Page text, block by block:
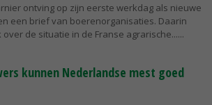
ontving op zijn eerste werkdag als nieuwe
een brief van boerenorganisaties. Daarin
de situatie in de Franse agrarische...
kunnen Nederlandse mest goed